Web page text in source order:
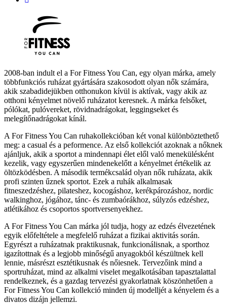
2008-ban indult el a For Fitness You Can, egy olyan márka, amely
többfunkciós ruházat gyártására szakosodott olyan nők számára,
akik szabadidejükben otthonukon kívül is aktívak, vagy akik az
otthoni kényelmet növelő ruházatot keresnek. A márka felsőket,
pólókat, pulóvereket, rövidnadrágokat, leggingseket és
melegítőnadrágokat kínál.
A For Fitness You Can ruhakollekcióban két vonal különböztethető
meg: a casual és a peformence. Az első kollekciót azoknak a nőknek
ajánljuk, akik a sportot a mindennapi élet elől való menekülésként
kezelik, vagy egyszerűen mindenekelőtt a kényelmet értékelik az
öltözködésben. A második termékcsalád olyan nők ruházata, akik
profi szinten űznek sportot. Ezek a ruhák alkalmasak
fitneszedzéshez, pilateshez, kocogáshoz, kerékpározáshoz, nordic
walkinghoz, jógához, tánc- és zumbaórákhoz, súlyzós edzéshez,
atlétikához és csoportos sportversenyekhez.
A For Fitness You Can márka jól tudja, hogy az edzés élvezetének
egyik előfeltétele a megfelelő ruházat a fizikai aktivitás során.
Egyrészt a ruházatnak praktikusnak, funkcionálisnak, a sporthoz
igazítottnak és a legjobb minőségű anyagokból készültnek kell
lennie, másrészt esztétikusnak és nőiesnek. Tervezőink mind a
sportruházat, mind az alkalmi viselet megalkotásában tapasztalattal
rendelkeznek, és a gazdag tervezési gyakorlatnak köszönhetően a
For Fitness You Can kollekció minden új modelljét a kényelem és a
divatos dizájn jellemzi.